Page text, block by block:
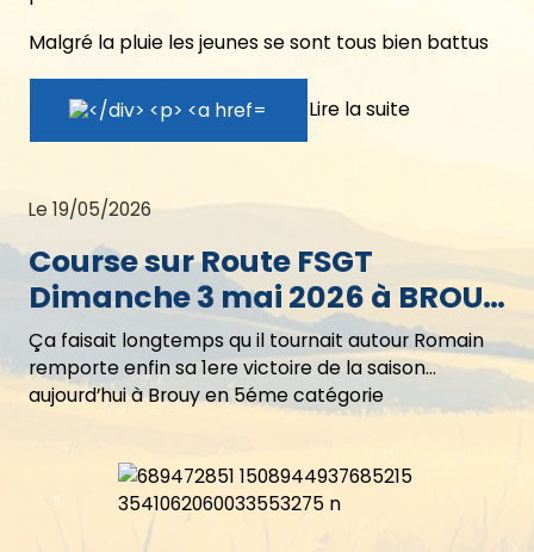
Malgré la pluie les jeunes se sont tous bien battus
Lire la suite
Le 19/05/2026
Course sur Route FSGT
Dimanche 3 mai 2026 à BROUY
(91)
Ça faisait longtemps qu il tournait autour Romain
remporte enfin sa 1ere victoire de la saison
aujourd’hui à Brouy en 5éme catégorie